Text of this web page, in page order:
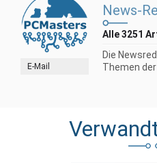
E-Mail
News-
Alle 3251
Die
Themen der